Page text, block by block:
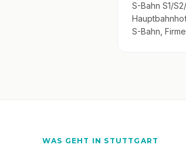
S-Bahn S1/
S-Bahn,
WAS GEHT IN STUTTGART